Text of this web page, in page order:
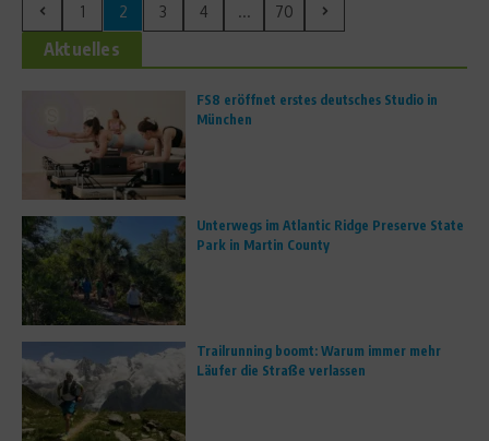
1 2 3 4 ... 70
Aktuelles
FS8 eröffnet erstes deutsches Studio in
München
Unterwegs im Atlantic Ridge Preserve State
Park in Martin County
Trailrunning boomt: Warum immer mehr
Läufer die Straße verlassen